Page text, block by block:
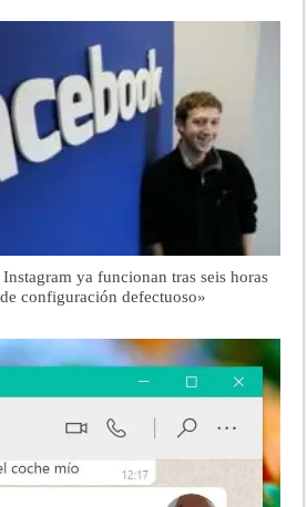
ya funcionan tras seis horas
configuración defectuoso»